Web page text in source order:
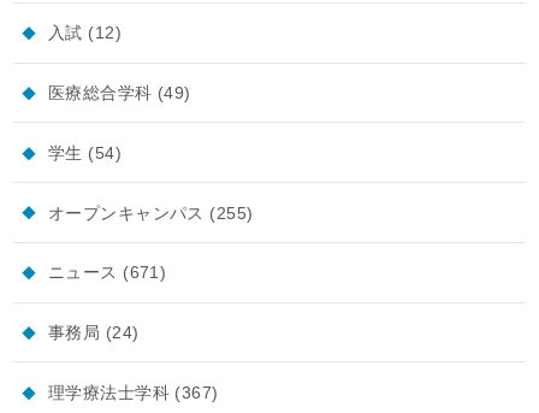
入試 (12)
医療総合学科 (49)
学生 (54)
オープンキャンパス (255)
ニュース (671)
事務局 (24)
理学療法士学科 (367)